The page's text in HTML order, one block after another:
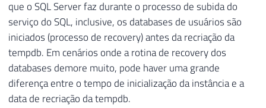
que o SQL Server faz durante o processo de subida do
serviço do SQL, inclusive, os databases de usuários são
iniciados (processo de recovery) antes da recriação da
tempdb. Em cenários onde a rotina de recovery dos
databases demore muito, pode haver uma grande
diferença entre o tempo de inicialização da instância e a
data de recriação da tempdb.